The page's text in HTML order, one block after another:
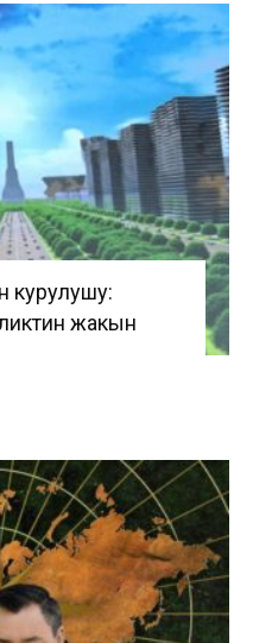
курулушу:
жакын